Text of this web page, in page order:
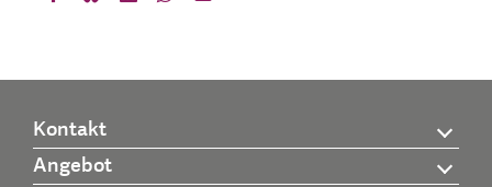
Kontakt
Angebot